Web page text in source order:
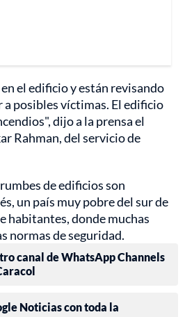
el edificio y están revisando
a posibles víctimas. El edificio
dijo a la prensa el
Rahman, del servicio de
de edificios son
un país muy pobre del sur de
habitantes, donde muchas
normas de seguridad.
canal de WhatsApp Channels
Noticias con toda la